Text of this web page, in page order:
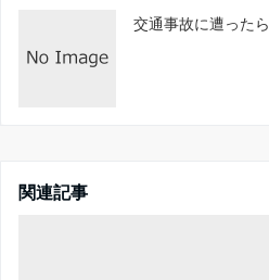
交通事故に遭ったら
関連記事